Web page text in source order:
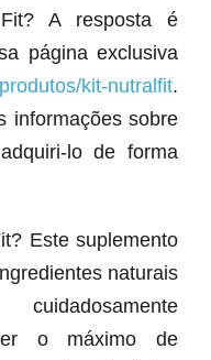
A resposta é
página exclusiva
kit-nutralfit.
informações sobre
lo de forma
Este suplemento
naturais
o máximo de